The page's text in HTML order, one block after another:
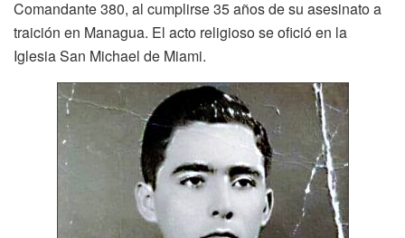
Comandante 380, al cumplirse 35 años de su asesinato a
traición en Managua. El acto religioso se ofició en la
Iglesia San Michael de Miami.